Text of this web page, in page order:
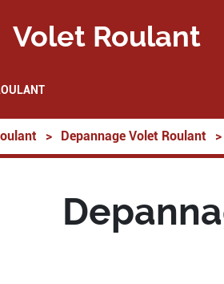
Volet Roulant
> Depannage Volet Roulant >